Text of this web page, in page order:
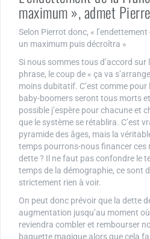
maximum », admet
Selon Pierrot donc, «
un maximum puis décroîtra »
Si nous sommes tous d’accord sur
phrase, le coup de « ça va
moins dubitatif. C’est comme
baby-boomers seront tous morts
possible j’espère pour chacune et
que le système se rétablira. C’est
pyramide des âges, mais la
temps pourrons-nous financer ces
dette ? Il ne faut pas confondre le
temps de la démographie, ce sont
strictement rien à voir.
On peut donc prévoir que la dette
augmentation jusqu’au moment
reviendra combler et rembourser
baguette magique alors que cela